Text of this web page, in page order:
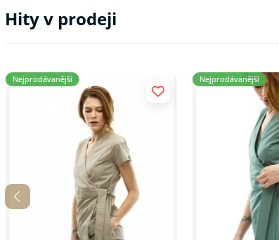
Hity v prodeji
Nejprodávanější Nejprodávanější